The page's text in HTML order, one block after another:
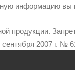
информацию вы
продукции.
2007 г. №